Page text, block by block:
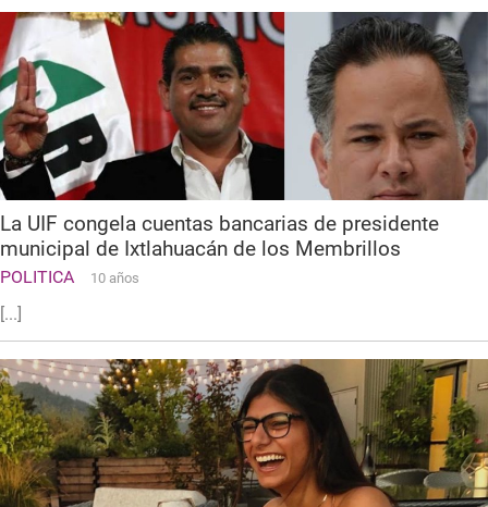
La UIF congela cuentas bancarias de presidente
municipal de Ixtlahuacán de los Membrillos
POLITICA 10 años
[...]